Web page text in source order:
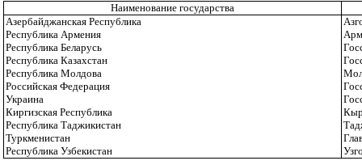
Наименование государства
Азербайджанская Республика
Республика Армения
Республика Беларусь
Республика Казахстан
Республика Молдова
Российская Федерация
Украина
Киргизская Республика
Республика Таджикистан
Туркменистан
Республика Узбекистан